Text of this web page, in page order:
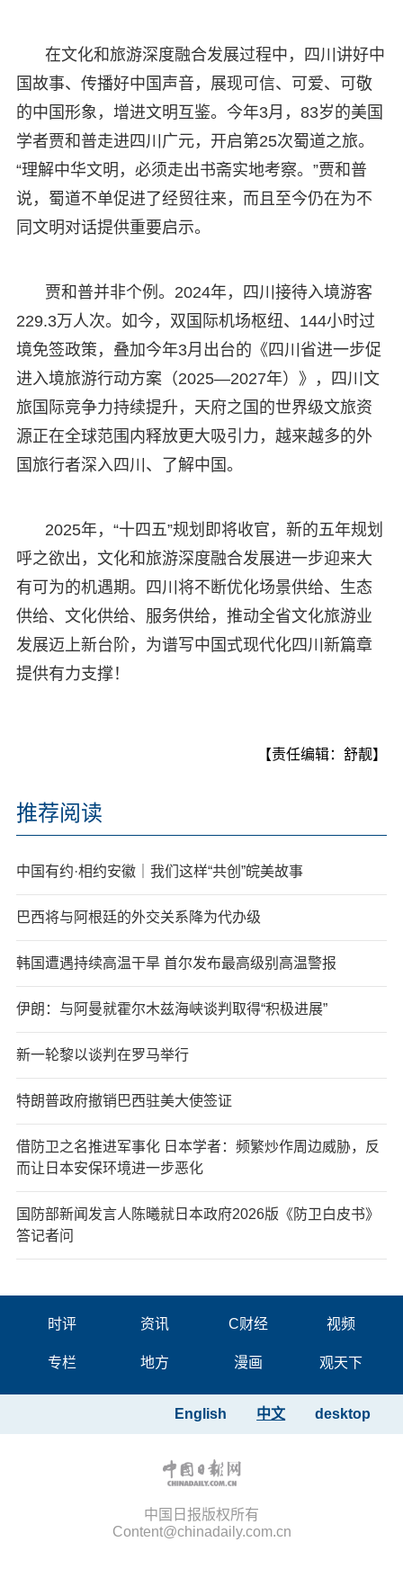
在文化和旅游深度融合发展过程中，四川讲好中
国故事、传播好中国声音，展现可信、可爱、可敬
的中国形象，增进文明互鉴。今年3月，83岁的美国
学者贾和普走进四川广元，开启第25次蜀道之旅。
“理解中华文明，必须走出书斋实地考察。”贾和普
说，蜀道不单促进了经贸往来，而且至今仍在为不
同文明对话提供重要启示。
贾和普并非个例。2024年，四川接待入境游客
229.3万人次。如今，双国际机场枢纽、144小时过
境免签政策，叠加今年3月出台的《四川省进一步促
进入境旅游行动方案（2025—2027年）》，四川文
旅国际竞争力持续提升，天府之国的世界级文旅资
源正在全球范围内释放更大吸引力，越来越多的外
国旅行者深入四川、了解中国。
2025年，“十四五”规划即将收官，新的五年规划
呼之欲出，文化和旅游深度融合发展进一步迎来大
有可为的机遇期。四川将不断优化场景供给、生态
供给、文化供给、服务供给，推动全省文化旅游业
发展迈上新台阶，为谱写中国式现代化四川新篇章
提供有力支撑！
【责任编辑：舒靓】
推荐阅读
中国有约·相约安徽｜我们这样“共创”皖美故事
巴西将与阿根廷的外交关系降为代办级
韩国遭遇持续高温干旱 首尔发布最高级别高温警报
伊朗：与阿曼就霍尔木兹海峡谈判取得“积极进展”
新一轮黎以谈判在罗马举行
特朗普政府撤销巴西驻美大使签证
借防卫之名推进军事化 日本学者：频繁炒作周边威胁，反
而让日本安保环境进一步恶化
国防部新闻发言人陈曦就日本政府2026版《防卫白皮书》
答记者问
时评 资讯 C财经 视频
专栏 地方 漫画 观天下
desktop
中文
English
中国日报版权所有
Content@chinadaily.com.cn